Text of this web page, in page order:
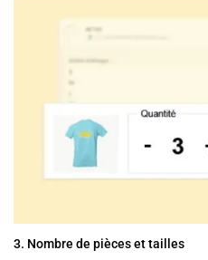
3. Nombre de pièces et tailles